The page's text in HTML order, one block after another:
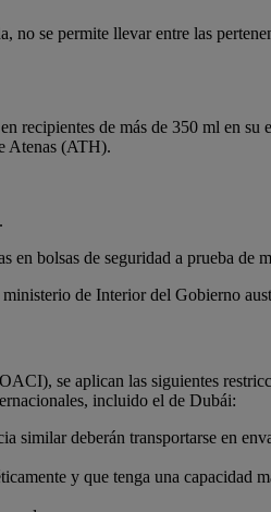
se permite llevar entre las
de más de 350 ml en su
Atenas (ATH).
bolsas de seguridad a prueba de
de Interior del Gobierno
se aplican las siguientes
incluido el de Dubái:
similar deberán transportarse en
y que tenga una capacidad